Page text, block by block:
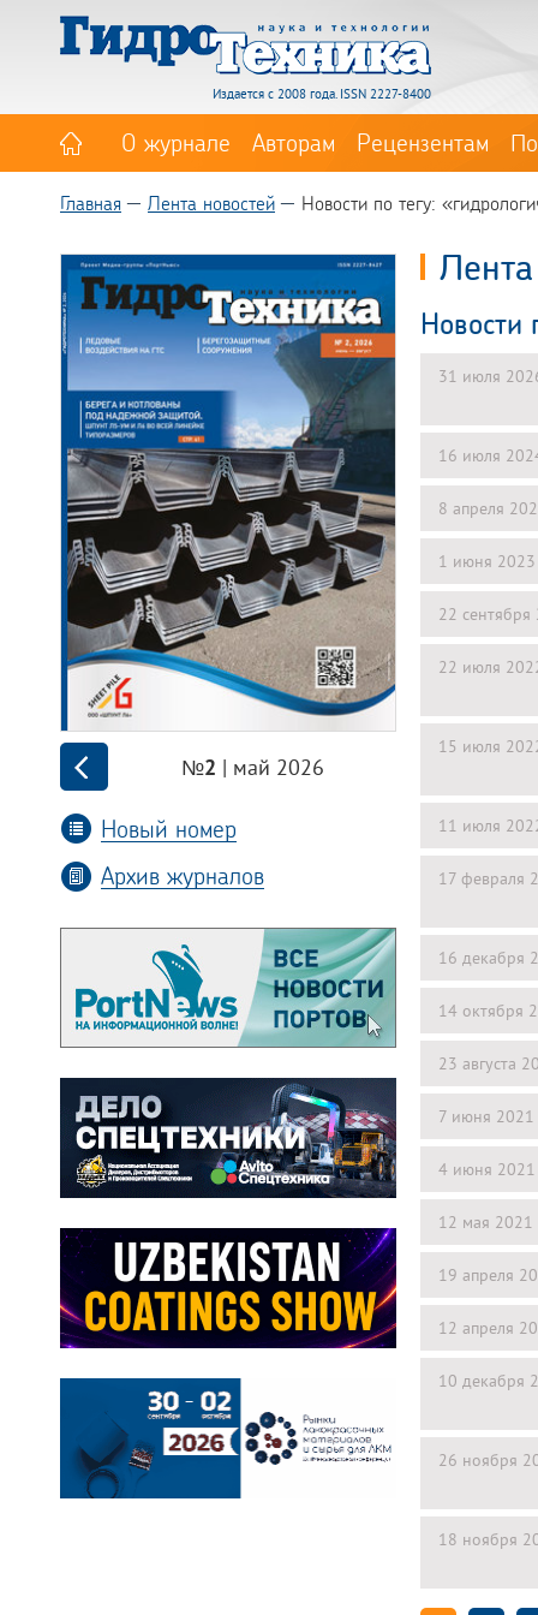
Издается с 2008 года. ISSN 2227-8400
О журнале Авторам Рецензентам
Главная Лента новостей Новости по тегу:
№2 | май 2026
Новый номер
Архив журналов
Новости
31 июля
16 июля
8 апреля
1 июня 2023
22 сентября
22 июля
15 июля
11 июля
17 февраля
16 декабря
14 октября
23 августа
7 июня 2021
4 июня 2021
12 мая 2021
19 апреля
12 апреля
10 декабря
26 ноября
18 ноября